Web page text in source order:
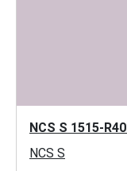
NCS S 1515-
NCS S